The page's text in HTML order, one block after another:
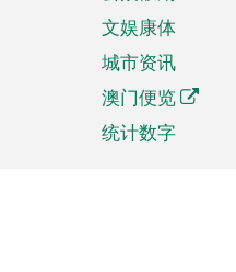
文娱康体
城市资讯
澳门便览
统计数字